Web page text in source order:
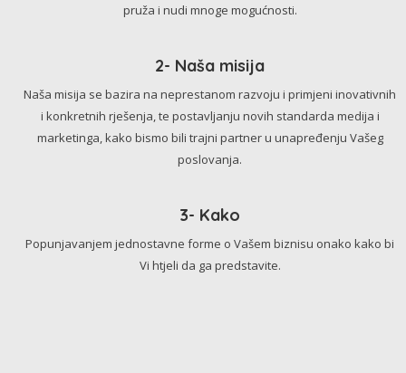
pruža i nudi mnoge mogućnosti.
2- Naša misija
Naša misija se bazira na neprestanom razvoju i primjeni inovativnih
i konkretnih rješenja, te postavljanju novih standarda medija i
marketinga, kako bismo bili trajni partner u unapređenju Vašeg
poslovanja.
3- Kako
Popunjavanjem jednostavne forme o Vašem biznisu onako kako bi
Vi htjeli da ga predstavite.